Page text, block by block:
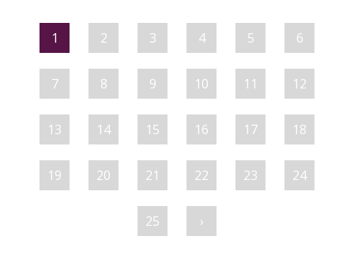
1 2 3 4 5 6
7 8 9 10 11 12
13 14 15 16 17 18
19 20 21 22 23 24
25 ›